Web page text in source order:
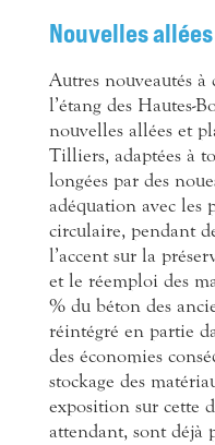
Nouvelles allées
Autres nouveautés à
l’étang des Hautes-
nouvelles allées et
Tilliers, adaptées à
longées par des
adéquation avec les
circulaire, pendant
l’accent sur la
et le réemploi des
% du béton des
réintégré en partie
des économies
stockage des
exposition sur cette
attendant, sont déjà